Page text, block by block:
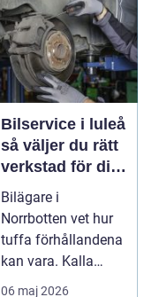
Bilservice i luleå
så väljer du rätt
verkstad för din
bil
Bilägare i
Norrbotten vet hur
tuffa förhållandena
kan vara. Kalla
vintrar, saltade
06 maj 2026